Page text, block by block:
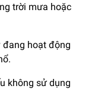
trời mưa hoặc
đang hoạt động
không sử dụng